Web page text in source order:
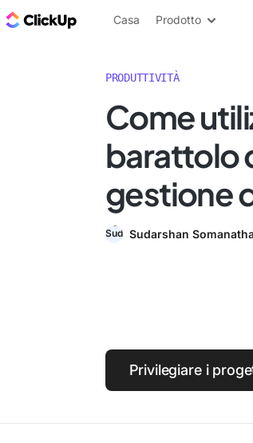
Blog di ClickUp
Casa Prodotto
PRODUTTIVITÀ
Come
barattolo
gestione
Sudarshan
Privilegiare i